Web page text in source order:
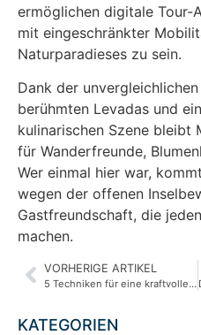
ermöglichen digitale Tour-
mit eingeschränkter
Naturparadieses zu sein.
Dank der
berühmten Levadas und
kulinarischen Szene bleibt
für Wanderfreunde,
Wer einmal hier war,
wegen der offenen
Gastfreundschaft, die
machen.
VORHERIGE ARTIKEL
5 Techniken für eine kraftvollere Sprechstimme
KATEGORIEN